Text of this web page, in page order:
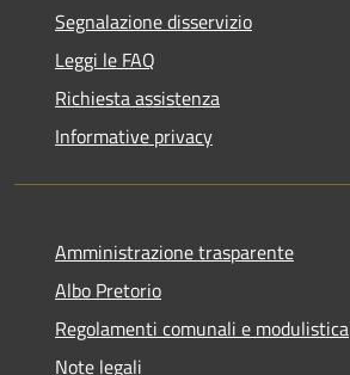
Segnalazione disservizio
Leggi le FAQ
Richiesta assistenza
Informative privacy
Amministrazione trasparente
Albo Pretorio
Regolamenti comunali e modulistica
Note legali